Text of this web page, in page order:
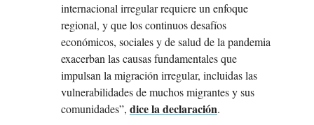
internacional irregular requiere un enfoque
regional, y que los continuos desafíos
económicos, sociales y de salud de la pandemia
exacerban las causas fundamentales que
impulsan la migración irregular, incluidas las
vulnerabilidades de muchos migrantes y sus
comunidades”, dice la declaración.